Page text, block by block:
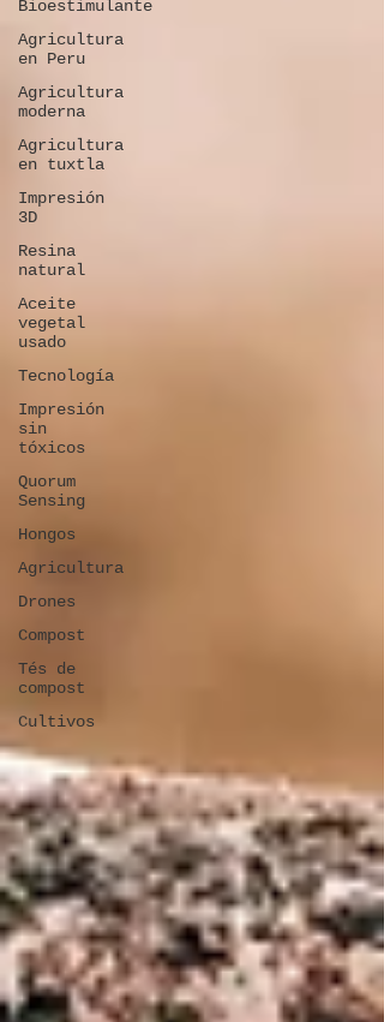
Bioestimulante
Agricultura
en Peru
Agricultura
moderna
Agricultura
en tuxtla
Impresión
3D
Resina
natural
Aceite
vegetal
usado
Tecnología
Impresión
sin
tóxicos
Quorum
Sensing
Hongos
Agricultura
Drones
Compost
Tés de
compost
Cultivos